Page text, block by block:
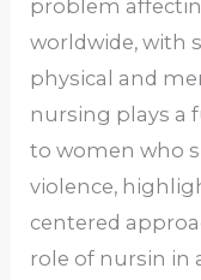
problem
worldwide, with
physical and
nursing plays a
to women who
violence,
centered
role of nursin in